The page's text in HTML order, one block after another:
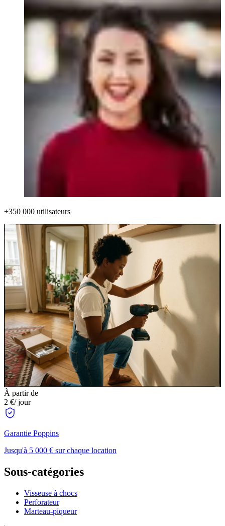
+350 000 utilisateurs
À partir de
2 €/ jour
Garantie Poppins
Jusqu'à 5 000 € sur chaque location
Sous-catégories
Visseuse à chocs
Perforateur
Marteau-piqueur